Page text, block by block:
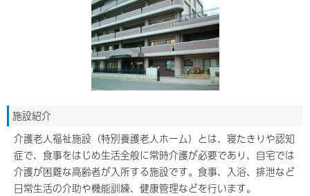
施設紹介
介護老人福祉施設（特別養護老人ホーム）とは、寝たきりや認知
症で、食事をはじめ生活全般に常時介護が必要であり、自宅では
介護が困難な高齢者が入所する施設です。食事、入浴、排泄など
日常生活の介助や機能訓練、健康管理などを行います。